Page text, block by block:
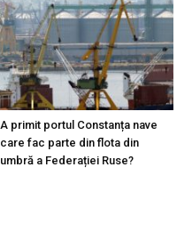
A primit portul Constanța nave
care fac parte din flota din
umbră a Federației Ruse?